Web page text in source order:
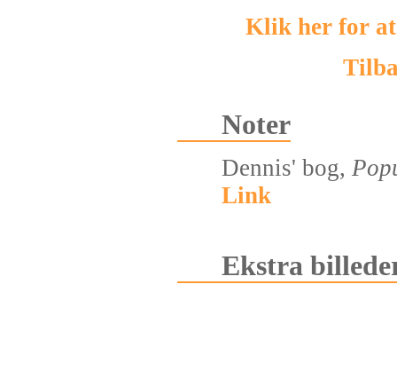
Klik her for at
Noter
Dennis' bog,
Link
Ekstra